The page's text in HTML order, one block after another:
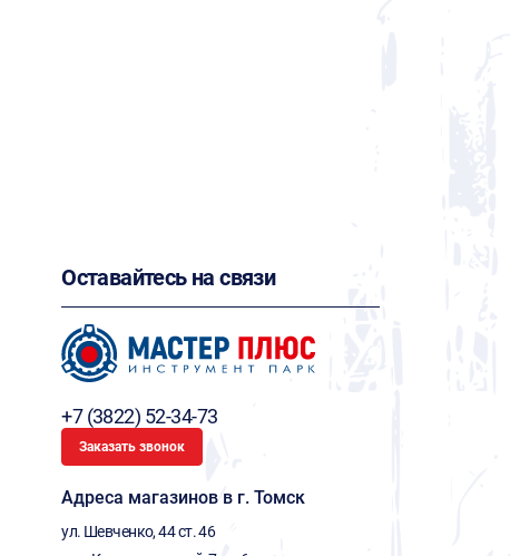
Оставайтесь на связи
+7 (3822) 52-34-73
Заказать звонок
Адреса магазинов в г. Томск
ул. Шевченко, 44 ст. 46